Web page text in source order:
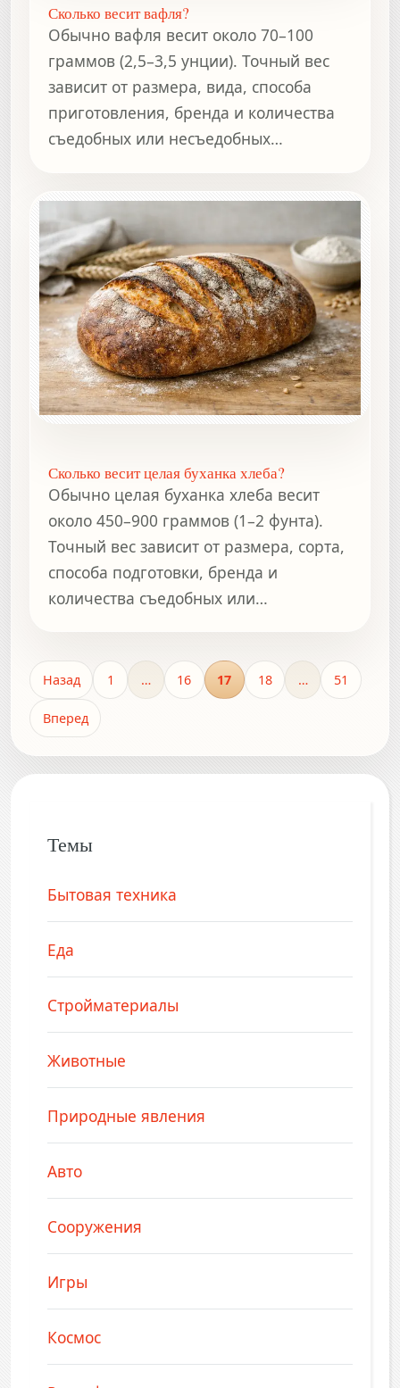
Сколько весит вафля?
Обычно вафля весит около 70–100
граммов (2,5–3,5 унции). Точный вес
зависит от размера, вида, способа
приготовления, бренда и количества
съедобных или несъедобных
Сколько весит целая буханка хлеба?
Обычно целая буханка хлеба весит
около 450–900 граммов (1–2 фунта).
Точный вес зависит от размера, сорта,
способа подготовки, бренда и
количества съедобных или
Назад 1 … 16 17 18 … 51
Вперед
Темы
Бытовая техника
Еда
Стройматериалы
Животные
Природные явления
Авто
Сооружения
Игры
Космос